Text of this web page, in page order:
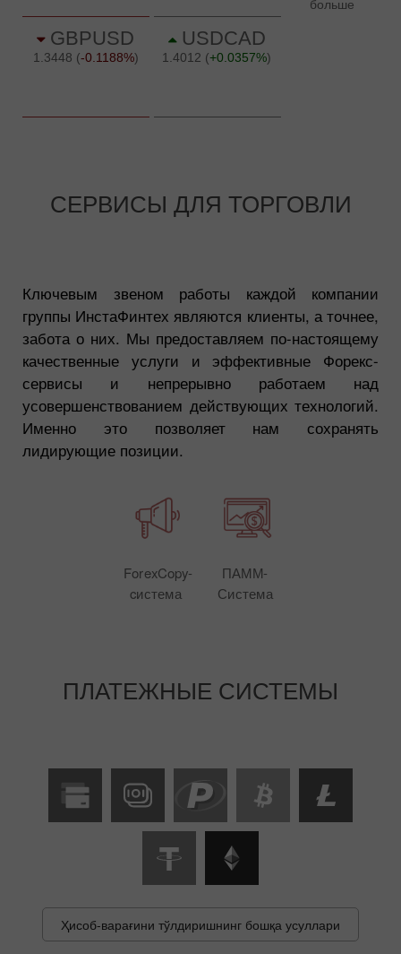
СЕРВИСЫ ДЛЯ ТОРГОВЛИ
Ключевым звеном работы каждой компании
группы ИнстаФинтех являются клиенты, а точнее,
забота о них. Мы предоставляем по-настоящему
качественные услуги и эффективные Форекс-
сервисы и непрерывно работаем над
усовершенствованием действующих технологий.
Именно это позволяет нам сохранять
лидирующие позиции.
ForexCopy-
cистема
ПАММ-
Система
ПЛАТЕЖНЫЕ СИСТЕМЫ
Ҳисоб-варағини тўлдиришнинг бошқа усуллари